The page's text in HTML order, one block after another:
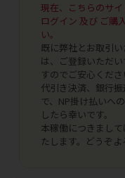
現在、こちらのサイ
ログイン 及び ご購
い。
既に弊社とお取引
は、ご登録いただ
すのでご安心くださ
代引き決済、銀行
で、NP掛け払いへ
したら幸いです。
本稼働につきまし
たします。どうぞよ